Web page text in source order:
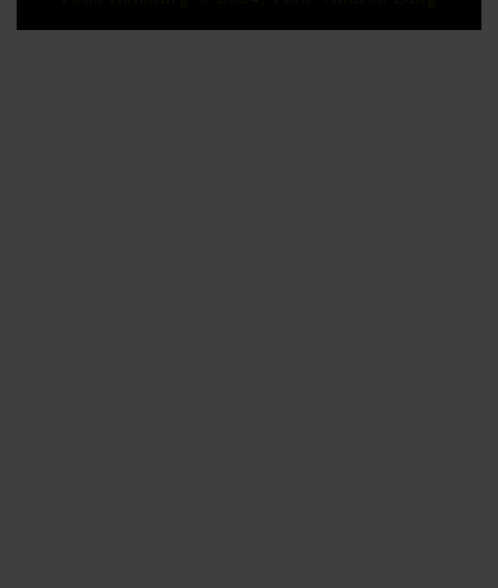
Scroll